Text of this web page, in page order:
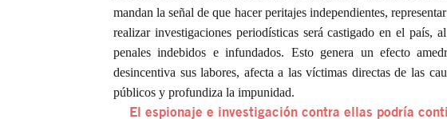
mandan la señal de que hacer peritajes independientes,
realizar investigaciones periodísticas será castigado en el país,
penales indebidos e infundados. Esto genera un efecto
desincentiva sus labores, afecta a las víctimas directas de las
públicos y profundiza la impunidad.
El espionaje e investigación contra ellas podría